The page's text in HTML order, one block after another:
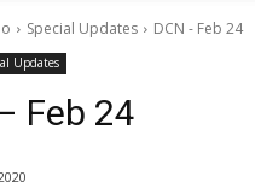
Special Updates DCN - Feb 24
Updates
Feb 24